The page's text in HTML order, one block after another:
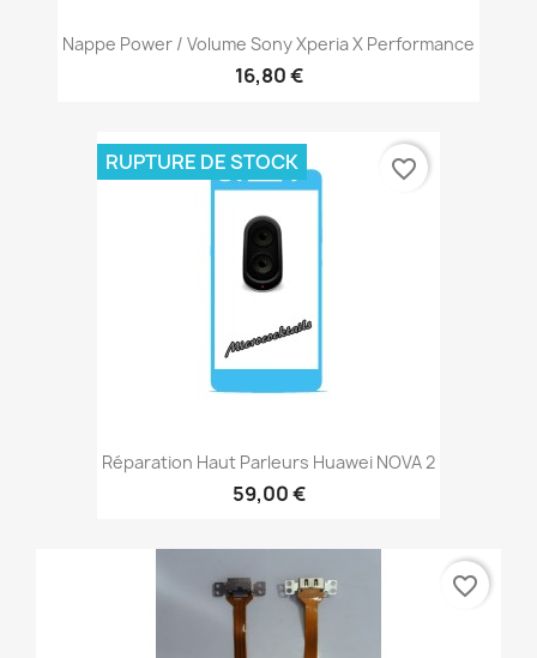
Nappe Power / Volume Sony Xperia X Performance
16,80 €
Réparation Haut Parleurs Huawei NOVA 2
59,00 €
RUPTURE DE STOCK favorite_border
favorite_border